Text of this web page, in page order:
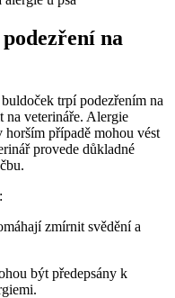
na
trpí podezřením na
na veterináře. Alergie
případě mohou vést
provede důkladné
zmírnit svědění a
být předepsány k